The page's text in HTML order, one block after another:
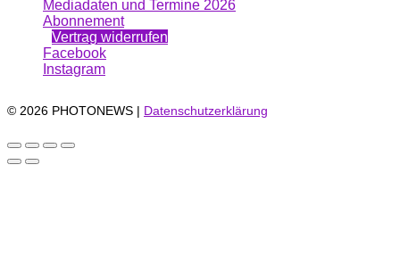
Mediadaten und Termine 2026
Abonnement
Vertrag widerrufen
Facebook
Instagram
© 2026 PHOTONEWS | Datenschutzerklärung